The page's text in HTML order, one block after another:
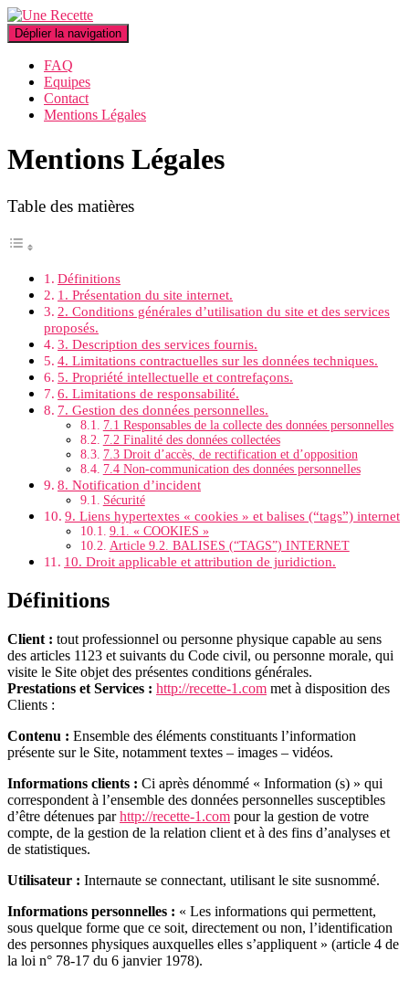
Déplier la navigation
FAQ
Equipes
Contact
Mentions Légales
Mentions Légales
Table des matières
Définitions
1. Présentation du site internet.
2. Conditions générales d’utilisation du site et des services
proposés.
3. Description des services fournis.
4. Limitations contractuelles sur les données techniques.
5. Propriété intellectuelle et contrefaçons.
6. Limitations de responsabilité.
7. Gestion des données personnelles.
7.1 Responsables de la collecte des données personnelles
7.2 Finalité des données collectées
7.3 Droit d’accès, de rectification et d’opposition
7.4 Non-communication des données personnelles
8. Notification d’incident
Sécurité
9. Liens hypertextes « cookies » et balises (“tags”) internet
9.1. « COOKIES »
Article 9.2. BALISES (“TAGS”) INTERNET
10. Droit applicable et attribution de juridiction.
Définitions
Client : tout professionnel ou personne physique capable au sens
des articles 1123 et suivants du Code civil, ou personne morale, qui
visite le Site objet des présentes conditions générales.
Prestations et Services : http://recette-1.com met à disposition des
Clients :
Contenu : Ensemble des éléments constituants l’information
présente sur le Site, notamment textes – images – vidéos.
Informations clients : Ci après dénommé « Information (s) » qui
correspondent à l’ensemble des données personnelles susceptibles
d’être détenues parhttp://recette-1.com pour la gestion de votre
compte, de la gestion de la relation client et à des fins d’analyses et
de statistiques.
Utilisateur : Internaute se connectant, utilisant le site susnommé.
Informations personnelles : « Les informations qui permettent,
sous quelque forme que ce soit, directement ou non, l’identification
des personnes physiques auxquelles elles s’appliquent » (article 4 de
la loi n° 78-17 du 6 janvier 1978).